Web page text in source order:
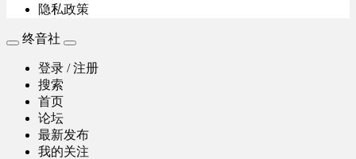
隐私政策
终音社
登录 / 注册
搜索
首页
论坛
最新发布
我的关注